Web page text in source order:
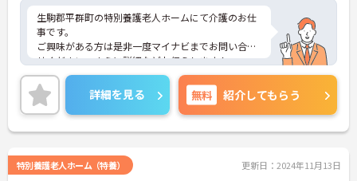
生駒郡平群町の特別養護老人ホームにて介護のお仕
事です。
ご興味がある方は是非一度マイナビまでお問い合わ
せください。さらに詳細などお伝えします！
詳細を見る 無料 紹介してもらう
特別養護老人ホーム（特養） 更新日：2024年11月13日